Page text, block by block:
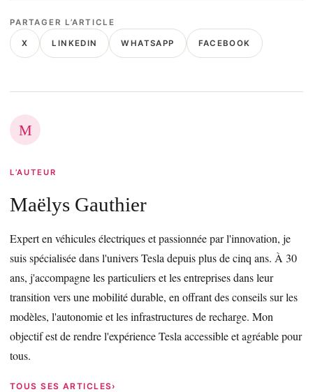
PARTAGER L’ARTICLE
X LINKEDIN WHATSAPP FACEBOOK
M
L’AUTEUR
Maëlys Gauthier
Expert en véhicules électriques et passionnée par l'innovation, je
suis spécialisée dans l'univers Tesla depuis plus de cinq ans. À 30
ans, j'accompagne les particuliers et les entreprises dans leur
transition vers une mobilité durable, en offrant des conseils sur les
modèles, l'autonomie et les infrastructures de recharge. Mon
objectif est de rendre l'expérience Tesla accessible et agréable pour
tous.
TOUS SES ARTICLES